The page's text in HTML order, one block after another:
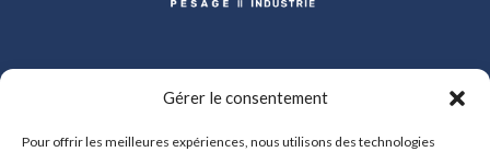
Gérer le consentement
Pour offrir les meilleures expériences, nous utilisons des technologies